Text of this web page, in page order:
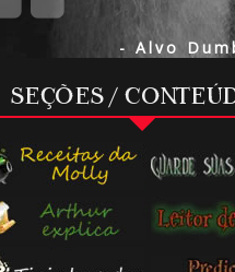
- Alvo
SEÇÕES /
🎈